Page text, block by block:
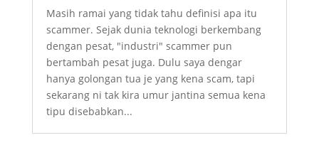
Masih ramai yang tidak tahu definisi apa itu
scammer. Sejak dunia teknologi berkembang
dengan pesat, "industri" scammer pun
bertambah pesat juga. Dulu saya dengar
hanya golongan tua je yang kena scam, tapi
sekarang ni tak kira umur jantina semua kena
tipu disebabkan...